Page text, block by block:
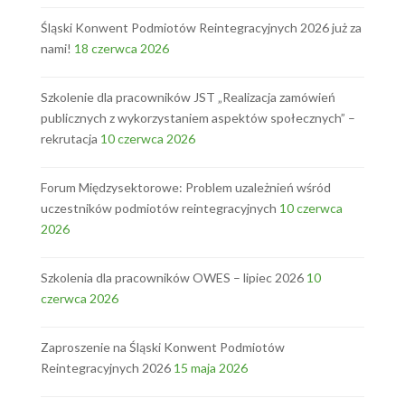
Śląski Konwent Podmiotów Reintegracyjnych 2026 już za
nami! 18 czerwca 2026
Szkolenie dla pracowników JST „Realizacja zamówień
publicznych z wykorzystaniem aspektów społecznych” –
rekrutacja 10 czerwca 2026
Forum Międzysektorowe: Problem uzależnień wśród
uczestników podmiotów reintegracyjnych 10 czerwca
2026
Szkolenia dla pracowników OWES – lipiec 2026 10
czerwca 2026
Zaproszenie na Śląski Konwent Podmiotów
Reintegracyjnych 2026 15 maja 2026